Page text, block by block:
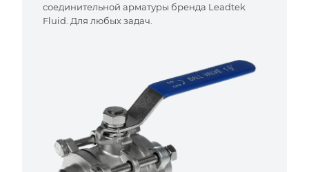
соединительной арматуры бренда Leadtek
Fluid. Для любых задач.